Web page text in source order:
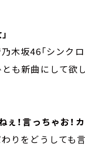
木坂46「シンク
も新曲にして欲
ぇ！言っちゃお！カ
わりをどうしても